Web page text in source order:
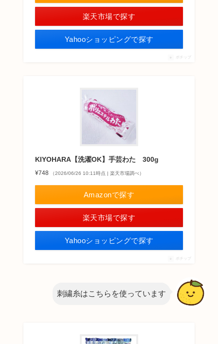
楽天市場で探す
Yahooショッピングで探す
ポチップ
KIYOHARA【洗濯OK】手芸わた 300g
¥748 （2026/06/26 10:11時点 | 楽天市場調べ）
Amazonで探す
楽天市場で探す
Yahooショッピングで探す
ポチップ
刺繍糸はこちらを使っています